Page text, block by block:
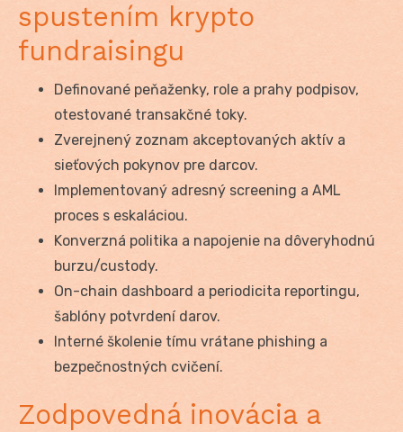
spustením krypto
fundraisingu
Definované peňaženky, role a prahy podpisov,
otestované transakčné toky.
Zverejnený zoznam akceptovaných aktív a
sieťových pokynov pre darcov.
Implementovaný adresný screening a AML
proces s eskaláciou.
Konverzná politika a napojenie na dôveryhodnú
burzu/custody.
On-chain dashboard a periodicita reportingu,
šablóny potvrdení darov.
Interné školenie tímu vrátane phishing a
bezpečnostných cvičení.
Zodpovedná inovácia a